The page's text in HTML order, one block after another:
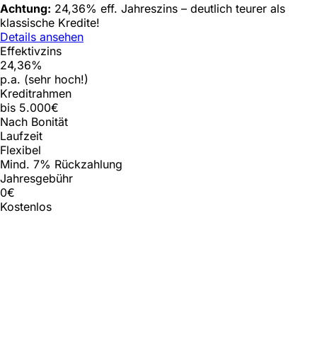
Achtung: 24,36% eff. Jahreszins – deutlich teurer als
klassische Kredite!
Details ansehen
Effektivzins
24,36%
p.a. (sehr hoch!)
Kreditrahmen
bis 5.000€
Nach Bonität
Laufzeit
Flexibel
Mind. 7% Rückzahlung
Jahresgebühr
0€
Kostenlos